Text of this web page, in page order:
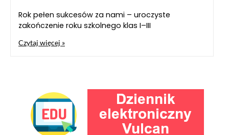
Rok pełen sukcesów za nami – uroczyste
zakończenie roku szkolnego klas I–III
Czytaj więcej »